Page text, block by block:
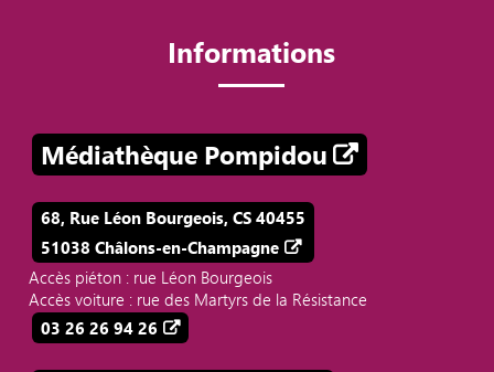
Informations
Médiathèque Pompidou
68, Rue Léon Bourgeois, CS 40455
51038 Châlons-en-Champagne
Accès piéton : rue Léon Bourgeois
Accès voiture : rue des Martyrs de la Résistance
03 26 26 94 26